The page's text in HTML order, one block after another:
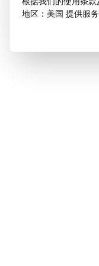
地区：美国 提供服务